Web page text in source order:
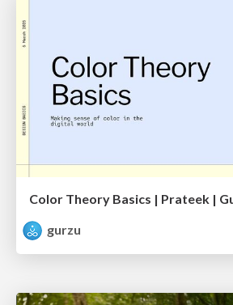
Color Theory Basics | Prateek |
gurzu